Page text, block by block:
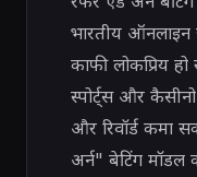
भारतीय
काफी लोकप्रिय
स्पोर्ट्स और
और रिवॉर्ड कमा
अर्न" बेटिंग मॉडल